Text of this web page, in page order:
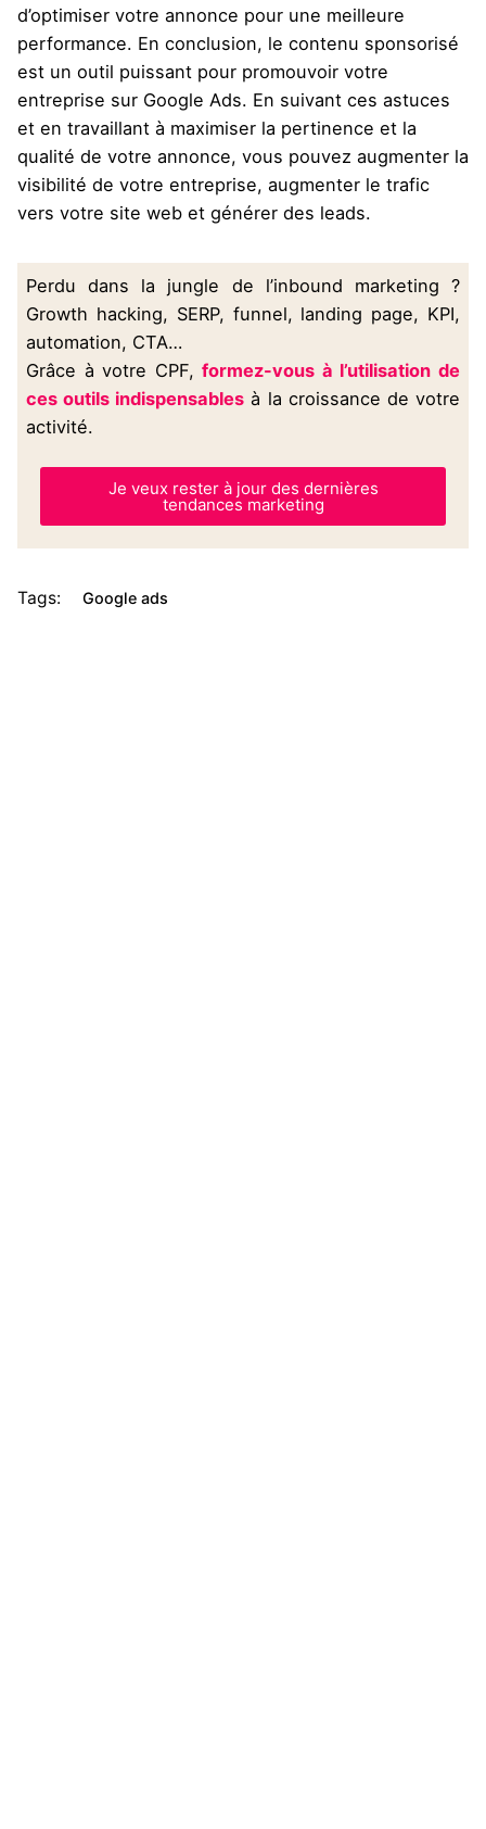
d’optimiser votre annonce pour une meilleure
performance. En conclusion, le contenu sponsorisé
est un outil puissant pour promouvoir votre
entreprise sur Google Ads. En suivant ces astuces
et en travaillant à maximiser la pertinence et la
qualité de votre annonce, vous pouvez augmenter la
visibilité de votre entreprise, augmenter le trafic
vers votre site web et générer des leads.
Perdu dans la jungle de l’inbound marketing ?
Growth hacking, SERP, funnel, landing page, KPI,
automation, CTA…
Grâce à votre CPF,formez-vous à l’utilisation de
ces outils indispensables à la croissance de votre
activité.
Je veux rester à jour des dernières
tendances marketing
Tags: Google ads